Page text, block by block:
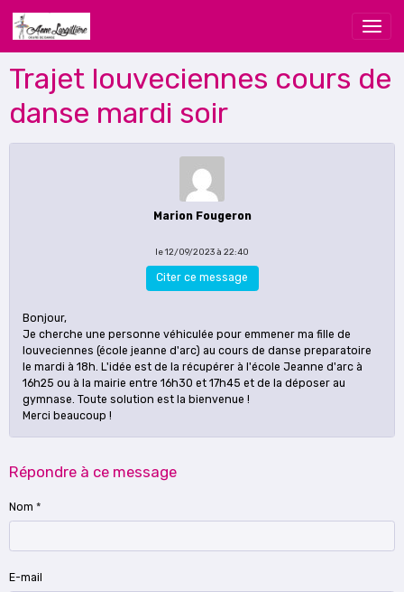
Trajet louveciennes cours de
danse mardi soir
Marion Fougeron
le 12/09/2023 à 22:40
Citer ce message
Bonjour,
Je cherche une personne véhiculée pour emmener ma fille de
louveciennes (école jeanne d'arc) au cours de danse preparatoire
le mardi à 18h. L'idée est de la récupérer à l'école Jeanne d'arc à
16h25 ou à la mairie entre 16h30 et 17h45 et de la déposer au
gymnase. Toute solution est la bienvenue !
Merci beaucoup !
Répondre à ce message
Nom
E-mail